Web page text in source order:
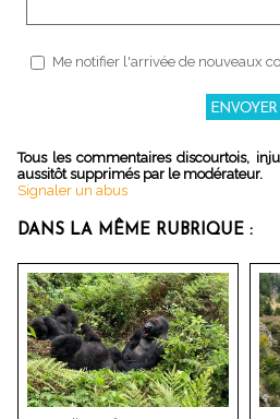
Me notifier l'arrivée de nouveaux
Tous les commentaires discourtois,
aussitôt supprimés par le modérateur.
Signaler un abus
DANS LA MÊME RUBRIQUE :